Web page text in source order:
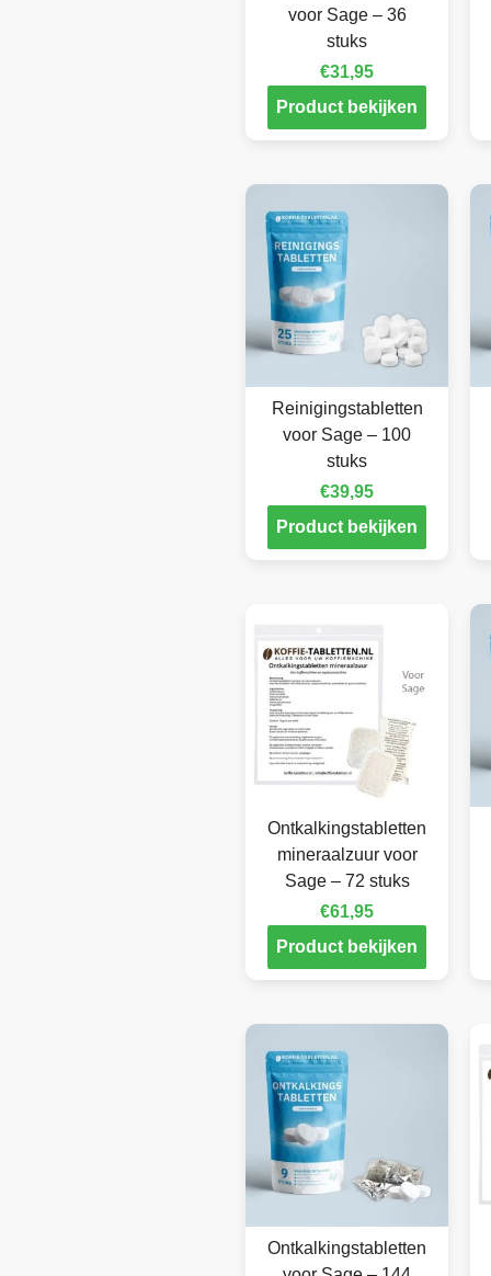
voor Sage – 36
stuks
€31,95
Product bekijken
Reinigingstabletten
voor Sage – 100
stuks
€39,95
Product bekijken
Ontkalkingstabletten
mineraalzuur voor
Sage – 72 stuks
€61,95
Product bekijken
Ontkalkingstabletten